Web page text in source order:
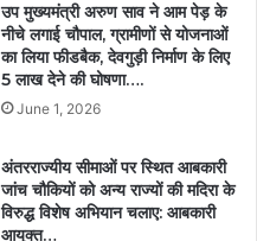
उप मुख्यमंत्री अरुण साव ने आम पेड़ के
नीचे लगाई चौपाल, ग्रामीणों से योजनाओं
का लिया फीडबैक, देवगुड़ी निर्माण के लिए
5 लाख देने की घोषणा….
June 1, 2026
अंतरराज्यीय सीमाओं पर स्थित आबकारी
जांच चौकियों को अन्य राज्यों की मदिरा के
विरुद्ध विशेष अभियान चलाए: आबकारी
आयुक्त…